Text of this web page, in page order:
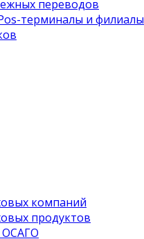
переводов
терминалы и филиалы
компаний
продуктов
ОСАГО